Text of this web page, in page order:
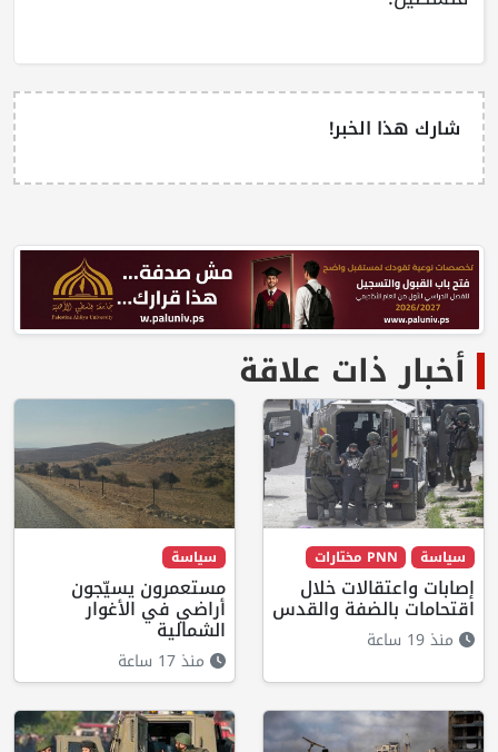
شارك هذا الخبر!
أخبار ذات علاقة
سياسة PNN مختارات
إصابات واعتقالات خلال
اقتحامات بالضفة والقدس
منذ 19 ساعة
سياسة
مستعمرون يسيّجون
أراضي في الأغوار
الشمالية
منذ 17 ساعة